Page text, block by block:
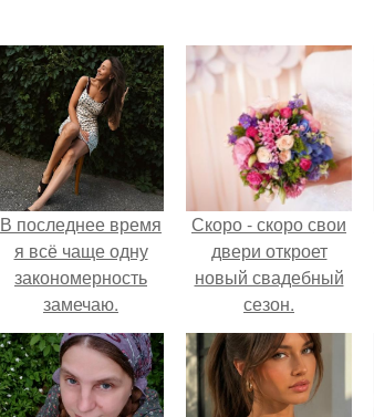
В последнее время
я всё чаще одну
закономерность
замечаю.
Скоро - скоро свои
двери откроет
новый свадебный
сезон.